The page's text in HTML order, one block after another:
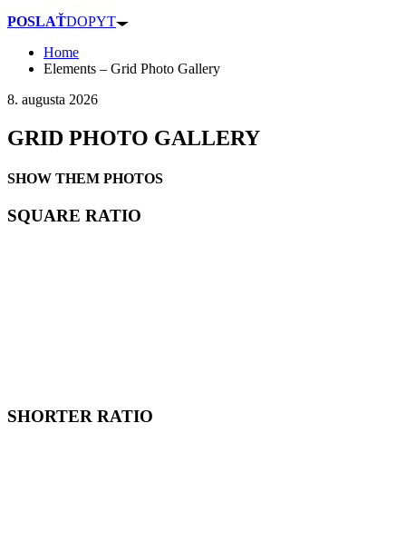
POSLAŤDOPYT
Home
Elements – Grid Photo Gallery
8. augusta 2026
GRID PHOTO GALLERY
SHOW THEM PHOTOS
SQUARE RATIO
SHORTER RATIO